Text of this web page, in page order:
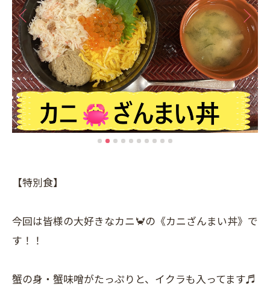
【特別食】
今回は皆様の大好きなカニ🦀の《カニざんまい丼》で
す！！
蟹の身・蟹味噌がたっぷりと、イクラも入ってます♬